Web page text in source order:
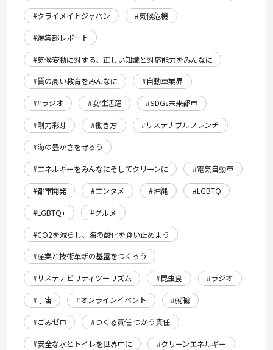
#クライメイトジャパン
#気候危機
#編集部レポート
#気候変動に対する、正しい知識と対応能力をみんなに
#質の高い教育をみんなに
#自動車業界
##ラジオ
#女性活躍
#SDGs未来都市
#剛力彩芽
#働き方
#サステナブルフレンチ
#海の豊かさを守ろう
#エネルギーをみんなにそしてクリーンに
#電気自動車
#都市開発
#エンタメ #沖縄
#LGBTQ
#LGBTQ+
#グルメ
#CO2を減らし、海の酸化を食い止めよう
#産業と技術革新の基盤をつくろう
#サステナビリティツーリズム
#昆虫食
#ラジオ
#宇宙
#オンラインイベント
#就職
#ごみゼロ
#つくる責任 つかう責任
#安全な水とトイレを世界中に
#クリーンエネルギー